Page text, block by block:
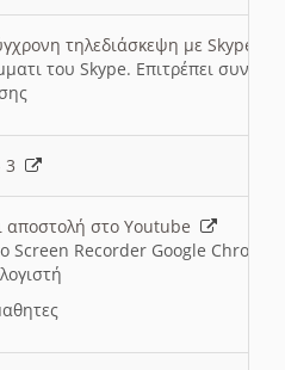
τηλεδιάσκεψη με Skype
του Skype. Επιτρέπει
3
αποστολή στο Youtube
Screen Recorder Google Chrome